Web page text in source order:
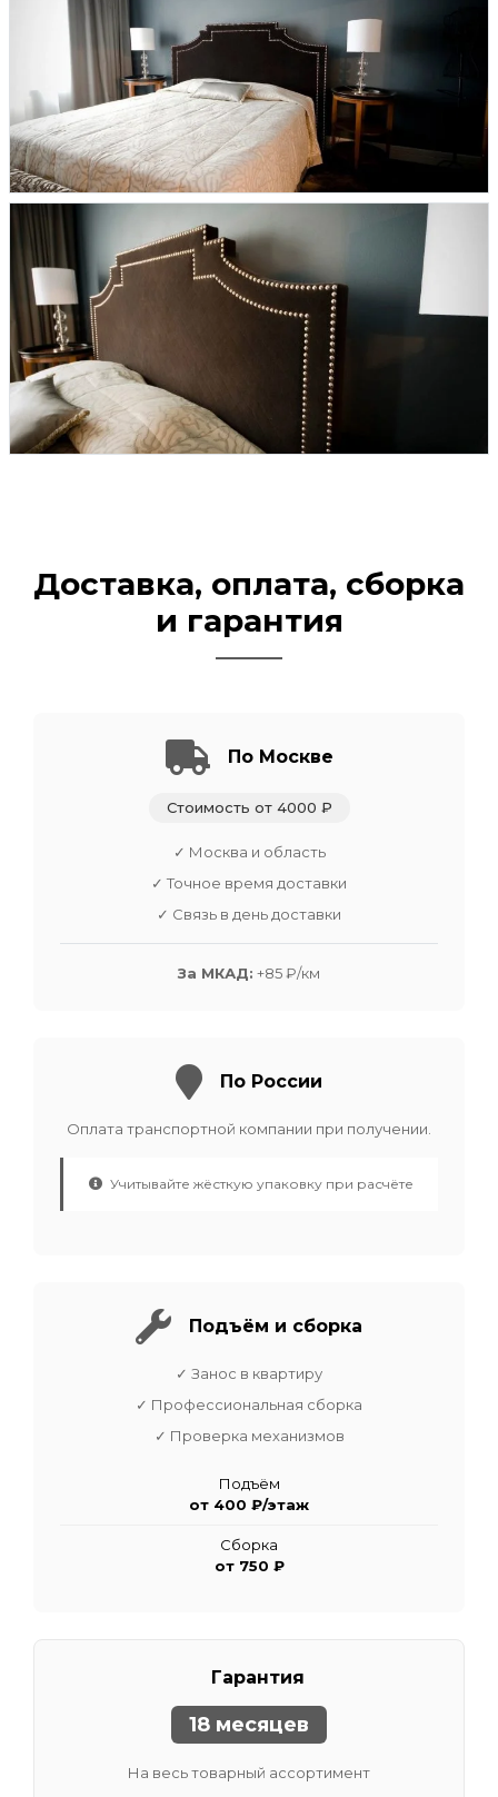
Доставка, оплата, сборка
и гарантия
По Москве
Стоимость от 4000 ₽
✓ Москва и область
✓ Точное время доставки
✓ Связь в день доставки
За МКАД: +85 ₽/км
По России
Оплата транспортной компании при получении.
Учитывайте жёсткую упаковку при расчёте
Подъём и сборка
✓ Занос в квартиру
✓ Профессиональная сборка
✓ Проверка механизмов
Подъём
от 400 ₽/этаж
Сборка
от 750 ₽
Гарантия
18 месяцев
На весь товарный ассортимент